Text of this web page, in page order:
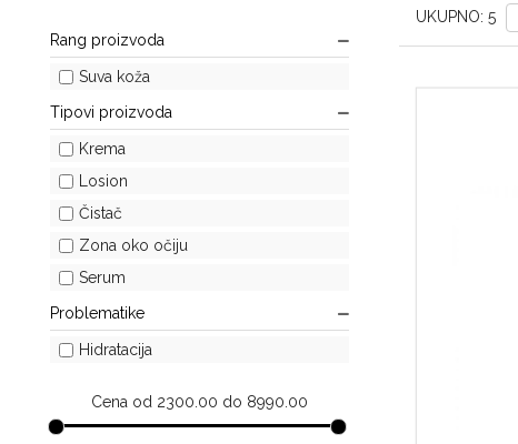
Rang proizvoda
Suva koža
Tipovi proizvoda
Krema
Losion
Čistač
Zona oko očiju
Serum
Problematike
Hidratacija
Cena od 2300.00 do 8990.00
UKUPNO: 5